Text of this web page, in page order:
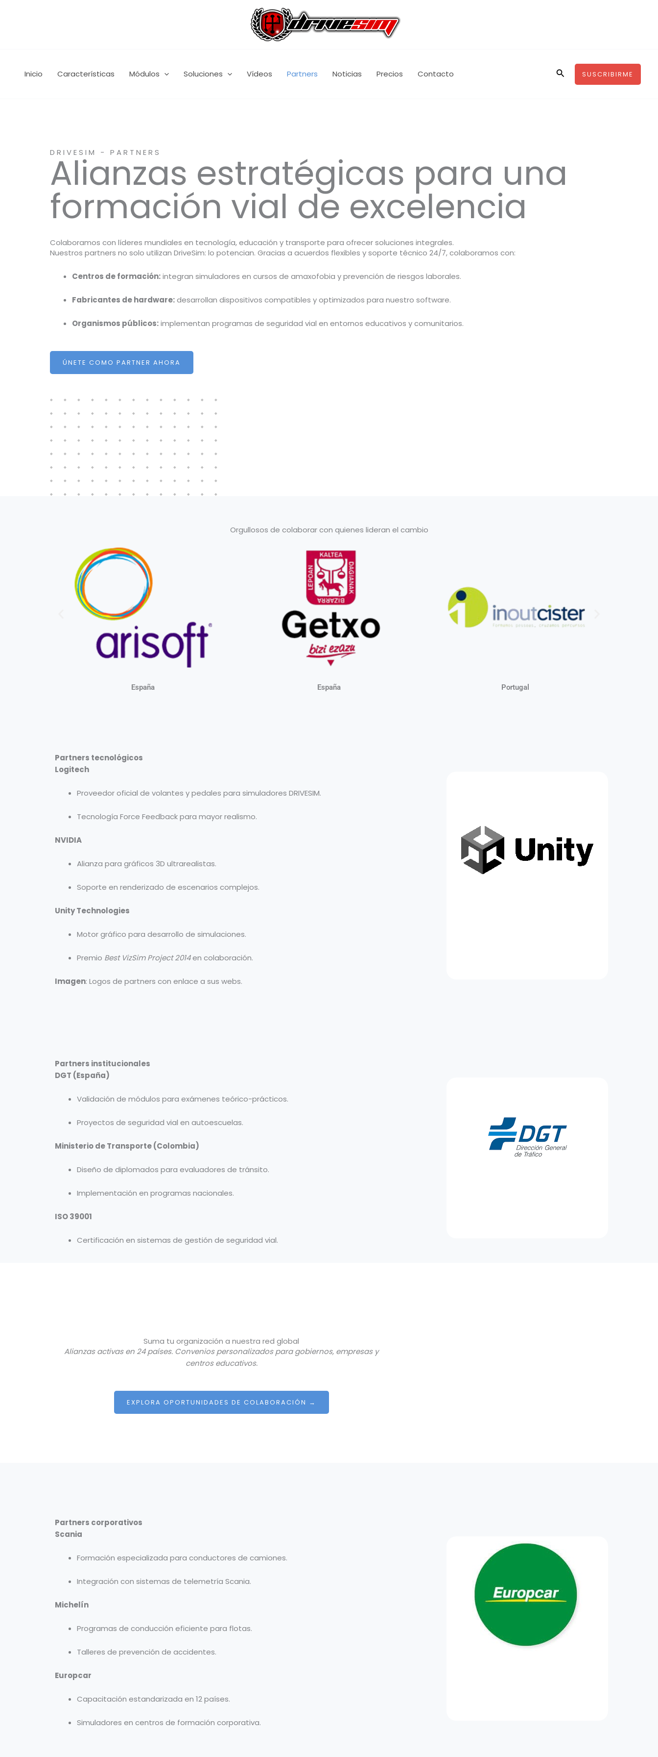
Inicio Características Módulos Soluciones Vídeos Partners Noticias Precios Contacto BuscarSUSCRIBIRME
DRIVESIM - PARTNERS
Alianzas estratégicas para una
formación vial de excelencia
Colaboramos con líderes mundiales en tecnología, educación y transporte para ofrecer soluciones integrales.
Nuestros partners no solo utilizan DriveSim: lo potencian. Gracias a acuerdos flexibles y soporte técnico 24/7, colaboramos con:
Centros de formación:integran simuladores en cursos de amaxofobia y prevención de riesgos laborales.
Fabricantes de hardware:desarrollan dispositivos compatibles y optimizados para nuestro software.
Organismos públicos:implementan programas de seguridad vial en entornos educativos y comunitarios.
ÚNETE COMO PARTNER AHORA
Orgullosos de colaborar con quienes lideran el cambio
España Portugal Marruecos
Partners tecnológicos
Logitech
Proveedor oficial de volantes y pedales para simuladores DRIVESIM.
Tecnología Force Feedback para mayor realismo.
NVIDIA
Alianza para gráficos 3D ultrarealistas.
Soporte en renderizado de escenarios complejos.
Unity Technologies
Motor gráfico para desarrollo de simulaciones.
Premio Best VizSim Project 2014en colaboración.
Imagen: Logos de partners con enlace a sus webs.
Partners institucionales
DGT (España)
Validación de módulos para exámenes teórico-prácticos.
Proyectos de seguridad vial en autoescuelas.
Ministerio de Transporte (Colombia)
Diseño de diplomados para evaluadores de tránsito.
Implementación en programas nacionales.
ISO 39001
Certificación en sistemas de gestión de seguridad vial.
Suma tu organización a nuestra red global
Alianzas activas en 24 países. Convenios personalizados para gobiernos, empresas y
centros educativos.
EXPLORA OPORTUNIDADES DE COLABORACIÓN →
Partners corporativos
Scania
Formación especializada para conductores de camiones.
Integración con sistemas de telemetría Scania.
Michelín
Programas de conducción eficiente para flotas.
Talleres de prevención de accidentes.
Europcar
Capacitación estandarizada en 12 países.
Simuladores en centros de formación corporativa.